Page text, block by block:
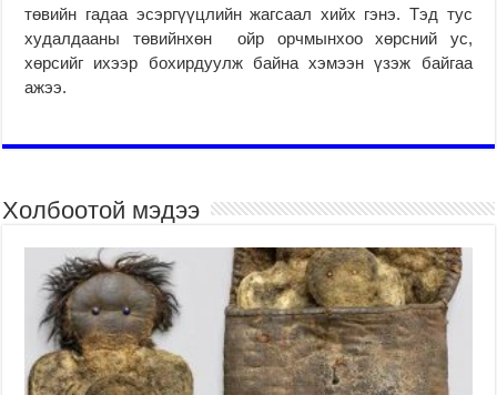
төвийн гадаа эсэргүүцлийн жагсаал хийх гэнэ. Тэд тус
худалдааны төвийнхөн ойр орчмынхоо хөрсний ус,
хөрсийг ихээр бохирдуулж байна хэмээн үзэж байгаа
ажээ.
Холбоотой мэдээ